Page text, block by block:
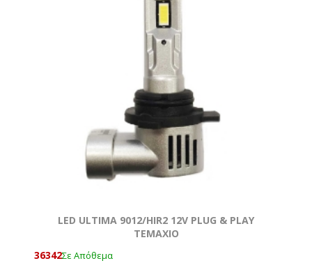
LED ULTIMA 9012/ΗΙR2 12V PLUG & PLAY
ΤΕΜΑΧΙΟ
36342Σε Απόθεμα